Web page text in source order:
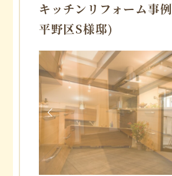
キッチンリフォーム事例
平野区S様邸)